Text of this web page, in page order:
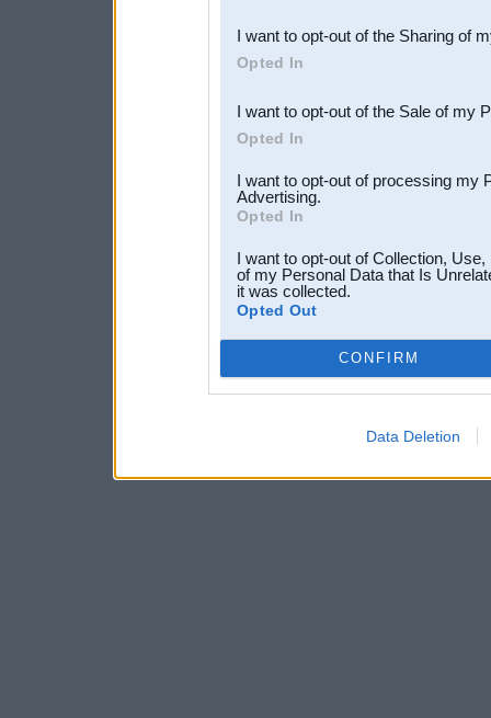
Downstream Participants
third parties.
I want to opt-out of the Sharing of
Opted In
I want to opt-out of the Sale of my
Opted In
I want to opt-out of processing my
Advertising.
Opted In
I want to opt-out of Collection,
of my Personal Data that Is
it was collected.
Opted Out
CONFIRM
Data Deletion